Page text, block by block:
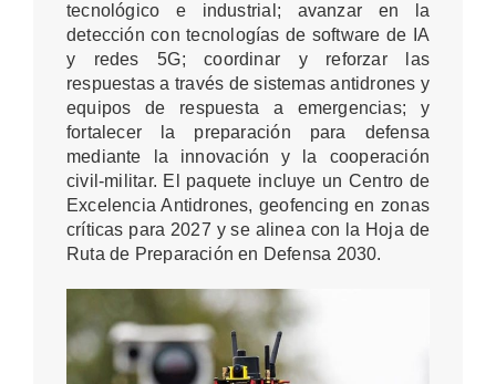
tecnológico e industrial; avanzar en la
detección con tecnologías de software de IA
y redes 5G; coordinar y reforzar las
respuestas a través de sistemas antidrones y
equipos de respuesta a emergencias; y
fortalecer la preparación para defensa
mediante la innovación y la cooperación
civil-militar. El paquete incluye un Centro de
Excelencia Antidrones, geofencing en zonas
críticas para 2027 y se alinea con la Hoja de
Ruta de Preparación en Defensa 2030.